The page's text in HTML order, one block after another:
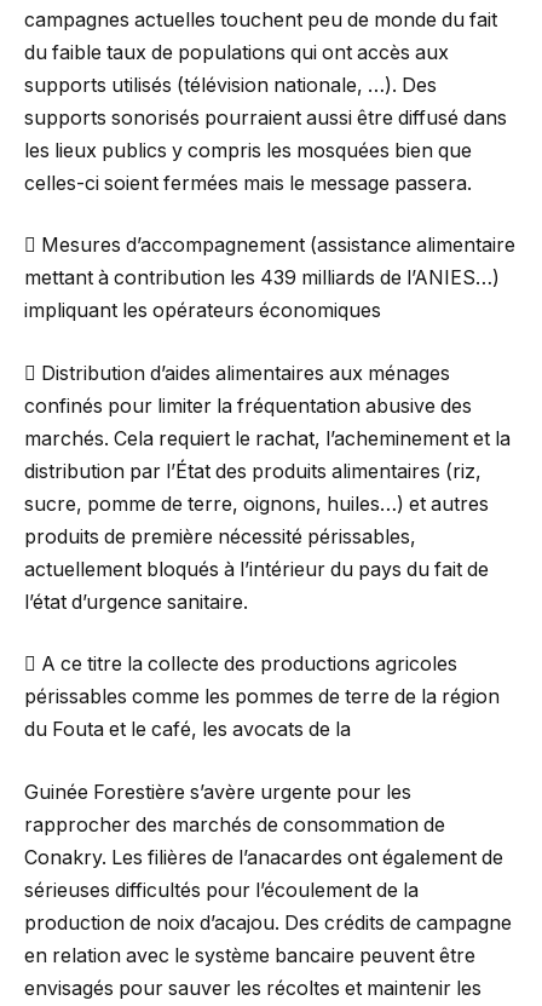
campagnes actuelles touchent peu de monde du fait
du faible taux de populations qui ont accès aux
supports utilisés (télévision nationale, …). Des
supports sonorisés pourraient aussi être diffusé dans
les lieux publics y compris les mosquées bien que
celles-ci soient fermées mais le message passera.
 Mesures d’accompagnement (assistance alimentaire
mettant à contribution les 439 milliards de l’ANIES…)
impliquant les opérateurs économiques
 Distribution d’aides alimentaires aux ménages
confinés pour limiter la fréquentation abusive des
marchés. Cela requiert le rachat, l’acheminement et la
distribution par l’État des produits alimentaires (riz,
sucre, pomme de terre, oignons, huiles…) et autres
produits de première nécessité périssables,
actuellement bloqués à l’intérieur du pays du fait de
l’état d’urgence sanitaire.
 A ce titre la collecte des productions agricoles
périssables comme les pommes de terre de la région
du Fouta et le café, les avocats de la
Guinée Forestière s’avère urgente pour les
rapprocher des marchés de consommation de
Conakry. Les filières de l’anacardes ont également de
sérieuses difficultés pour l’écoulement de la
production de noix d’acajou. Des crédits de campagne
en relation avec le système bancaire peuvent être
envisagés pour sauver les récoltes et maintenir les